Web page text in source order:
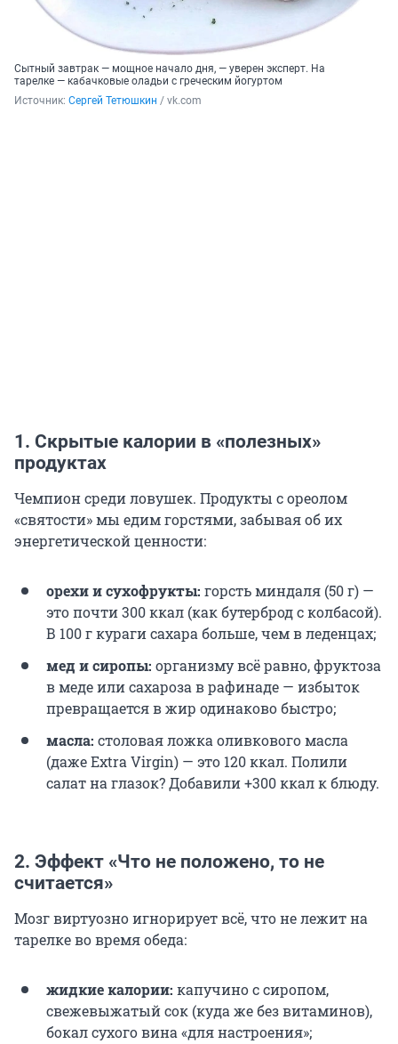
Сытный завтрак — мощное начало дня, — уверен эксперт. На
тарелке — кабачковые оладьи с греческим йогуртом
Источник: Сергей Тетюшкин / vk.com
1. Скрытые калории в «полезных»
продуктах
Чемпион среди ловушек. Продукты с ореолом
«святости» мы едим горстями, забывая об их
энергетической ценности:
орехи и сухофрукты: горсть миндаля (50 г) —
это почти 300 ккал (как бутерброд с колбасой).
В 100 г кураги сахара больше, чем в леденцах;
мед и сиропы: организму всё равно, фруктоза
в меде или сахароза в рафинаде — избыток
превращается в жир одинаково быстро;
масла: столовая ложка оливкового масла
(даже Extra Virgin) — это 120 ккал. Полили
салат на глазок? Добавили +300 ккал к блюду.
2. Эффект «Что не положено, то не
считается»
Мозг виртуозно игнорирует всё, что не лежит на
тарелке во время обеда:
жидкие калории: капучино с сиропом,
свежевыжатый сок (куда же без витаминов),
бокал сухого вина «для настроения»;